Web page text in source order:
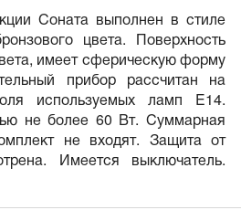
Соната выполнен в стиле
цвета. Поверхность
имеет сферическую форму
прибор рассчитан на
используемых ламп E14.
не более 60 Вт. Суммарная
не входят. Защита от
Имеется выключатель.